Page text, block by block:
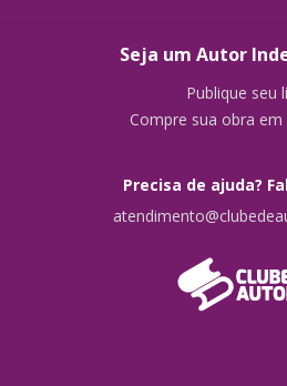
Seja um Autor
Publique seu
Compre sua obra em
Precisa de ajuda?